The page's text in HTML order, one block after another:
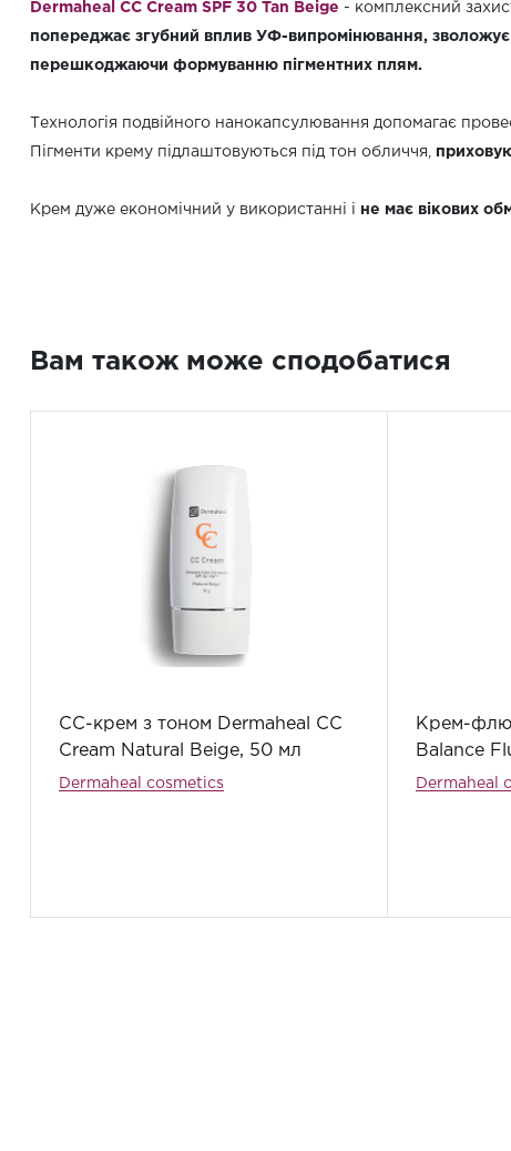
Dermaheal CC Сream SPF 30 Tan Beige - комплексний
попереджає згубний вплив УФ-випромінювання, зволожує
перешкоджаючи формуванню пігментних плям.
Технологія подвійного нанокапсулювання допомагає
Пігменти крему підлаштовуються під тон обличчя,
Крем дуже економічний у використанні і не має вікових
Вам також може сподобатися
СС-крем з тоном Dermaheal СС
Cream Natural Beige, 50 мл
Dermaheal cosmetics
Крем-
Balance
Dermaheal